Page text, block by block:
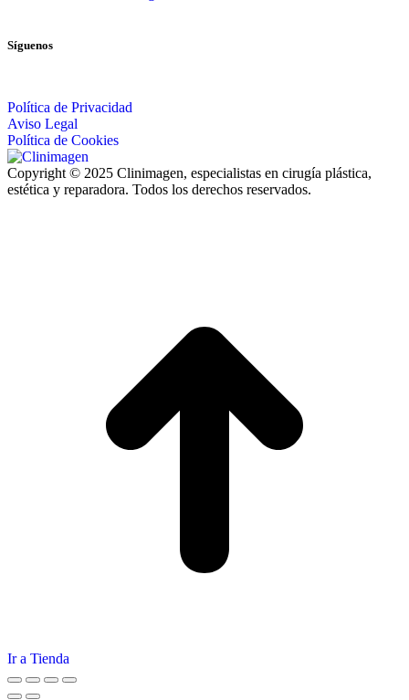
Síguenos
Política de Privacidad
Aviso Legal
Política de Cookies
Copyright © 2025 Clinimagen, especialistas en cirugía plástica,
estética y reparadora. Todos los derechos reservados.
Ir a Tienda